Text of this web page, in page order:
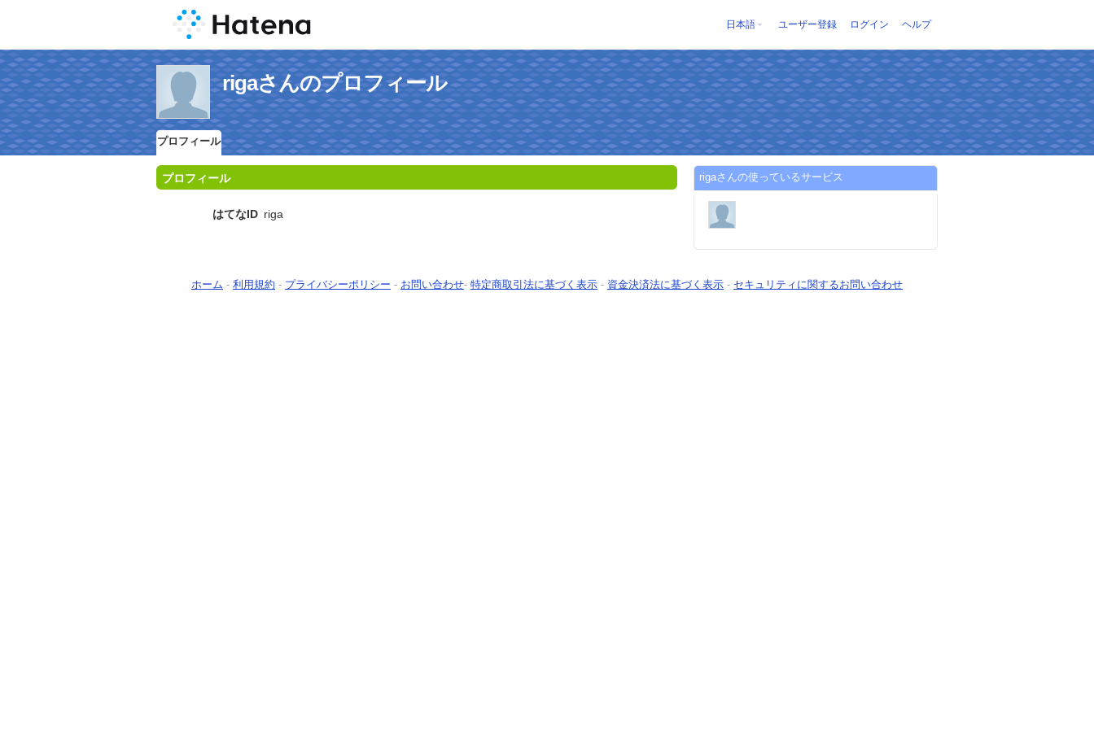
日本語 ユーザー登録 ログイン ヘルプ
rigaさんのプロフィール
プロフィール
プロフィール
はてなID riga
rigaさんの使っているサービス
ホーム - 利用規約 - プライバシーポリシー - お問い合わせ- 特定商取引法に基づく表示 - 資金決済法に基づく表示 - セキュリティに関するお問い合わせ